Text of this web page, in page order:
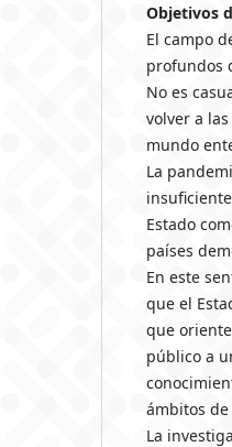
Objetivos
El campo
profundos
No es
volver a
mundo
La
Estado
países
En este
que el
que
público a
ámbitos
La